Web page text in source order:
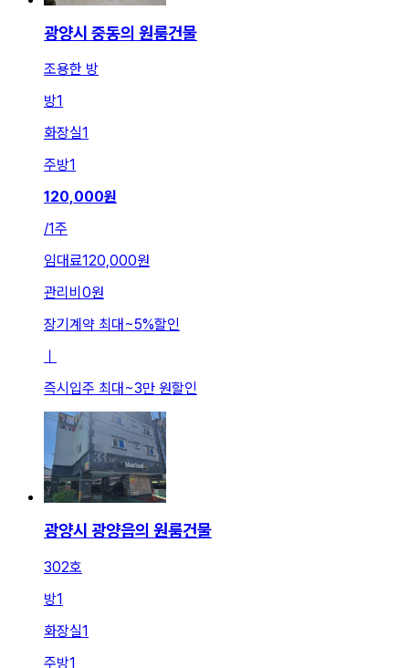
광양시 중동의 원룸건물
조용한 방
방1
화장실1
주방1
120,000원
/1주
임대료120,000원
관리비 0원
장기계약 최대 ~5%할인
즉시입주 최대 ~3만 원할인
광양시 광양읍의 원룸건물
302호
방1
화장실1
주방1